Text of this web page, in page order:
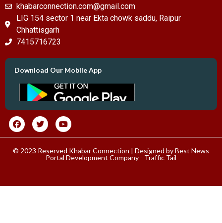
khabarconnection.com@gmail.com
LIG 154 sector 1 near Ekta chowk saddu, Raipur
Chhattisgarh
7415716723
Download Our Mobile App
© 2023 Reserved Khabar Connection | Designed byBest News
Portal Development Company - Traffic Tail